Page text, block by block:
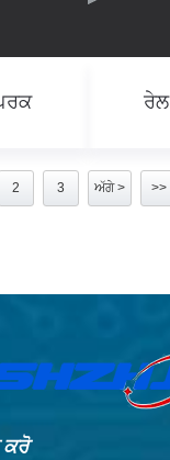
2 3 ਅੱਗੇ > >>
ਕਰੋ